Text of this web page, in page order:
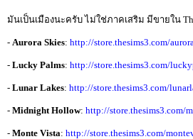
มันเป็นเมืองนะครับ ไม่ใช่ภาคเสริม มีขายใน
- Aurora Skies: http://store.thesims3.com/
- Lucky Palms: http://store.thesims3.com/
- Lunar Lakes: http://store.thesims3.com/
- Midnight Hollow: http://store.thesims3.com/
- Monte Vista: http://store.thesims3.com/